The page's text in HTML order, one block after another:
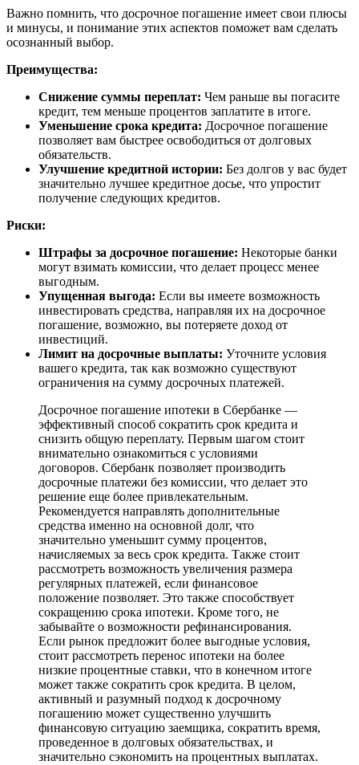
Важно помнить, что досрочное погашение имеет свои плюсы
и минусы, и понимание этих аспектов поможет вам сделать
осознанный выбор.
Преимущества:
Снижение суммы переплат: Чем раньше вы погасите
кредит, тем меньше процентов заплатите в итоге.
Уменьшение срока кредита: Досрочное погашение
позволяет вам быстрее освободиться от долговых
обязательств.
Улучшение кредитной истории: Без долгов у вас будет
значительно лучшее кредитное досье, что упростит
получение следующих кредитов.
Риски:
Штрафы за досрочное погашение: Некоторые банки
могут взимать комиссии, что делает процесс менее
выгодным.
Упущенная выгода: Если вы имеете возможность
инвестировать средства, направляя их на досрочное
погашение, возможно, вы потеряете доход от
инвестиций.
Лимит на досрочные выплаты: Уточните условия
вашего кредита, так как возможно существуют
ограничения на сумму досрочных платежей.
Досрочное погашение ипотеки в Сбербанке —
эффективный способ сократить срок кредита и
снизить общую переплату. Первым шагом стоит
внимательно ознакомиться с условиями
договоров. Сбербанк позволяет производить
досрочные платежи без комиссии, что делает это
решение еще более привлекательным.
Рекомендуется направлять дополнительные
средства именно на основной долг, что
значительно уменьшит сумму процентов,
начисляемых за весь срок кредита. Также стоит
рассмотреть возможность увеличения размера
регулярных платежей, если финансовое
положение позволяет. Это также способствует
сокращению срока ипотеки. Кроме того, не
забывайте о возможности рефинансирования.
Если рынок предложит более выгодные условия,
стоит рассмотреть перенос ипотеки на более
низкие процентные ставки, что в конечном итоге
может также сократить срок кредита. В целом,
активный и разумный подход к досрочному
погашению может существенно улучшить
финансовую ситуацию заемщика, сократить время,
проведенное в долговых обязательствах, и
значительно сэкономить на процентных выплатах.